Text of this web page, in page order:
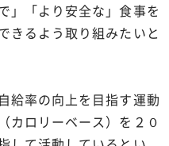
」「より安全な」食事を
きるよう取り組みたいと
給率の向上を目指す運動
カロリーベース）を２０